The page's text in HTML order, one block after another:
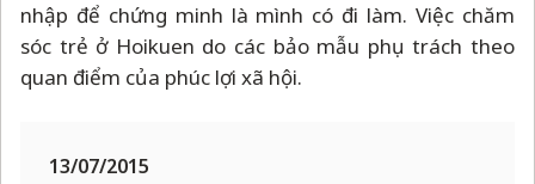
nhập để chứng minh là mình có đi làm. Việc chăm
sóc trẻ ở Hoikuen do các bảo mẫu phụ trách theo
quan điểm của phúc lợi xã hội.
13/07/2015